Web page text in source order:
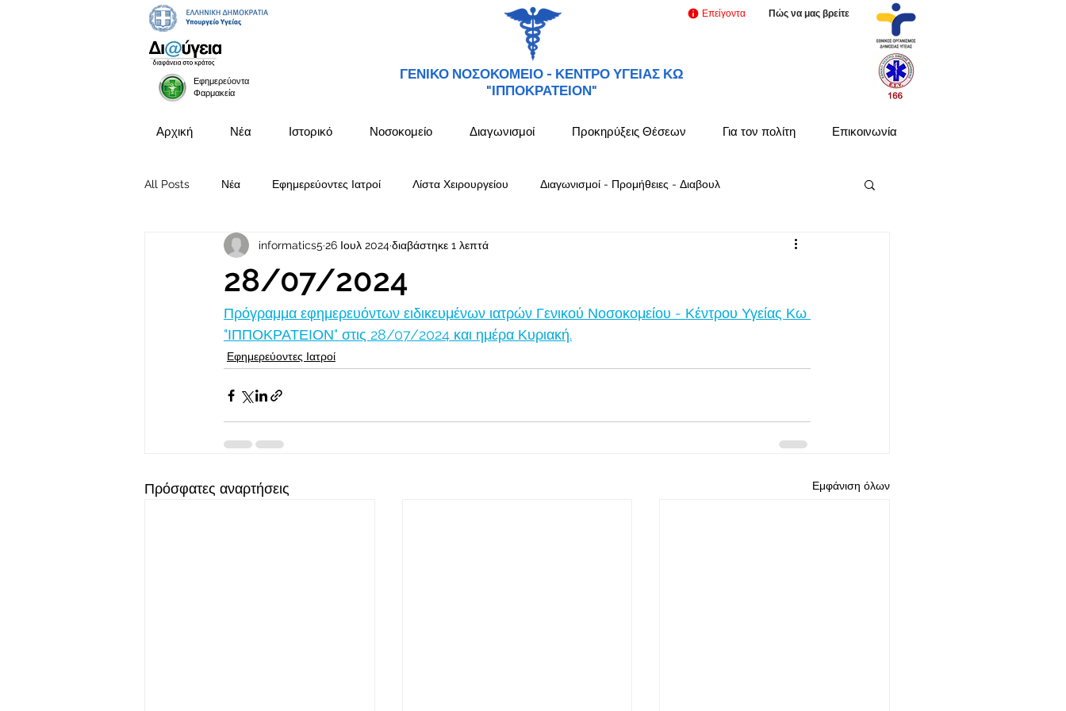
Εφημερεύοντα
Φαρμακεία
ΓΕΝΙΚΟ ΝΟΣΟΚΟΜΕΙΟ - ΚΕΝΤΡΟ ΥΓΕΙΑΣ ΚΩ
"ΙΠΠΟΚΡΑΤΕΙΟΝ"
Επείγοντα Πώς να μας βρείτε
Αρχική Νέα Ιστορικό Νοσοκομείο Διαγωνισμοί Προκηρύξεις Θέσεων Για τον πολίτη Επικοινωνία
All Posts Νέα Εφημερεύοντες Ιατροί Λίστα Χειρουργείου Διαγωνισμοί - Προμήθειες - Διαβουλ
Προκηρύξεις Θέσεων
28/07/2024
informatics5 26 Ιουλ 2024διαβάστηκε 1 λεπτά
Πρόγραμμα εφημερευόντων ειδικευμένων ιατρών Γενικού Νοσοκομείου - Κέντρου Υγείας Κω
"ΙΠΠΟΚΡΑΤΕΙΟΝ" στις 28/07/2024 και ημέρα Κυριακή.
Εφημερεύοντες Ιατροί
Πρόσφατες αναρτήσεις Εμφάνιση όλων